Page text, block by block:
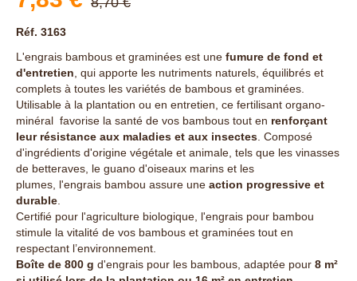
Réf. 3163
L'engrais bambous et graminées est une fumure de fond et
d'entretien , qui apporte les nutriments naturels, équilibrés et
complets à toutes les variétés de bambous et graminées.
Utilisable à la plantation ou en entretien, ce fertilisant organo-
minéral favorise la santé de vos bambous tout en renforçant
leur résistance aux maladies et aux insectes . Composé
d'ingrédients d'origine végétale et animale, tels que les vinasses
de betteraves, le guano d'oiseaux marins et les
plumes, l'engrais bambou assure une action progressive et
durable
Certifié pour l'agriculture biologique, l'engrais pour bambou
stimule la vitalité de vos bambous et graminées tout en
respectant l’environnement.
Boîte de 800 g d'engrais pour les bambous, adaptée pour 8 m²